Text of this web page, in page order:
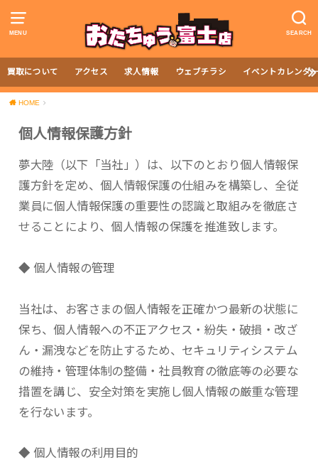
MENU SEARCH
買取について アクセス 求人情報 ウェブチラシ イベントカレンダ
HOME
個人情報保護方針
夢大陸（以下「当社」）は、以下のとおり個人情報保
護方針を定め、個人情報保護の仕組みを構築し、全従
業員に個人情報保護の重要性の認識と取組みを徹底さ
せることにより、個人情報の保護を推進致します。
◆ 個人情報の管理
当社は、お客さまの個人情報を正確かつ最新の状態に
保ち、個人情報への不正アクセス・紛失・破損・改ざ
ん・漏洩などを防止するため、セキュリティシステム
の維持・管理体制の整備・社員教育の徹底等の必要な
措置を講じ、安全対策を実施し個人情報の厳重な管理
を行ないます。
◆ 個人情報の利用目的